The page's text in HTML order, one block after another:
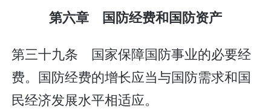
第六章 国防经费和国防资产
第三十九条 国家保障国防事业的必要经
费。国防经费的增长应当与国防需求和国
民经济发展水平相适应。